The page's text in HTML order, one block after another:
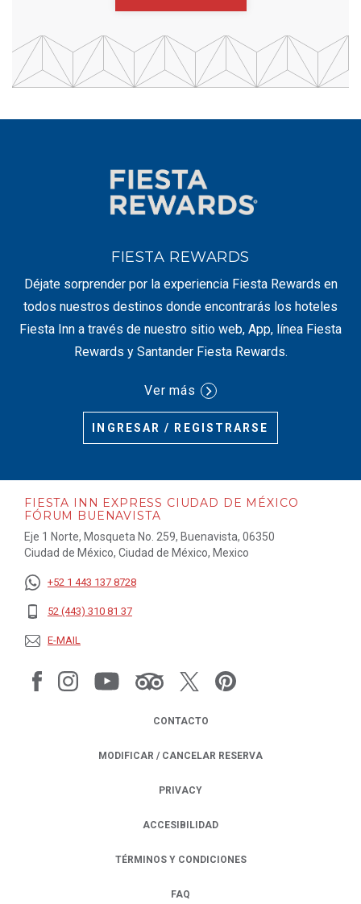
FIESTA REWARDS
Déjate sorprender por la experiencia Fiesta Rewards en
todos nuestros destinos donde encontrarás los hoteles
Fiesta Inn a través de nuestro sitio web, App, línea Fiesta
Rewards y Santander Fiesta Rewards.
Ver más
INGRESAR / REGISTRARSE
FIESTA INN EXPRESS CIUDAD DE MÉXICO
FÓRUM BUENAVISTA
Eje 1 Norte, Mosqueta No. 259, Buenavista, 06350
Ciudad de México, Ciudad de México, Mexico
+52 1 443 137 8728
52 (443) 310 81 37
E-MAIL
CONTACTO
MODIFICAR / CANCELAR RESERVA
PRIVACY
OPENS IN A NEW TAB.
ACCESIBILIDAD
TÉRMINOS Y CONDICIONES
FAQ